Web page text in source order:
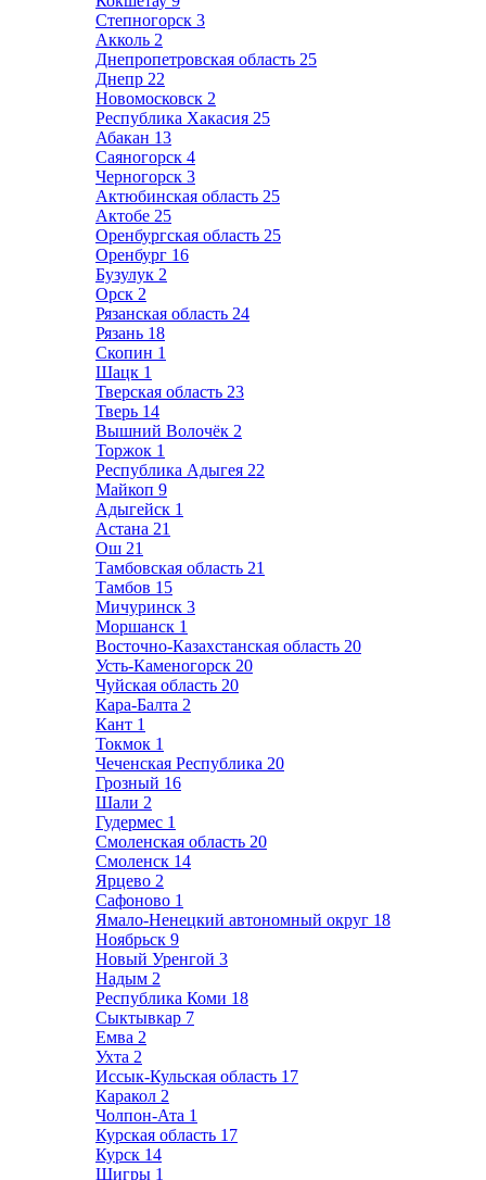
Степногорск 3
Акколь 2
Днепропетровская область 25
Днепр 22
Новомосковск 2
Республика Хакасия 25
Абакан 13
Саяногорск 4
Черногорск 3
Актюбинская область 25
Актобе 25
Оренбургская область 25
Оренбург 16
Бузулук 2
Орск 2
Рязанская область 24
Рязань 18
Скопин 1
Шацк 1
Тверская область 23
Тверь 14
Вышний Волочёк 2
Торжок 1
Республика Адыгея 22
Майкоп 9
Адыгейск 1
Астана 21
Ош 21
Тамбовская область 21
Тамбов 15
Мичуринск 3
Моршанск 1
Восточно-Казахстанская область 20
Усть-Каменогорск 20
Чуйская область 20
Кара-Балта 2
Кант 1
Токмок 1
Чеченская Республика 20
Грозный 16
Шали 2
Гудермес 1
Смоленская область 20
Смоленск 14
Ярцево 2
Сафоново 1
Ямало-Ненецкий автономный округ 18
Ноябрьск 9
Новый Уренгой 3
Надым 2
Республика Коми 18
Сыктывкар 7
Емва 2
Ухта 2
Иссык-Кульская область 17
Каракол 2
Чолпон-Ата 1
Курская область 17
Курск 14
Щигры 1